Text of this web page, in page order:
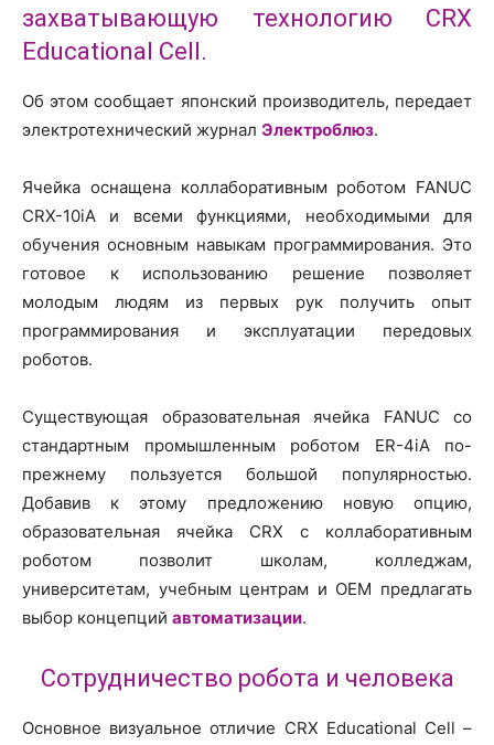
захватывающую технологию CRX
Educational Cell.
Об этом сообщает японский производитель, передает
электротехнический журнал Электроблюз.
Ячейка оснащена коллаборативным роботом FANUC
CRX-10iA и всеми функциями, необходимыми для
обучения основным навыкам программирования. Это
готовое к использованию решение позволяет
молодым людям из первых рук получить опыт
программирования и эксплуатации передовых
роботов.
Существующая образовательная ячейка FANUC со
стандартным промышленным роботом ER-4iA по-
прежнему пользуется большой популярностью.
Добавив к этому предложению новую опцию,
образовательная ячейка CRX с коллаборативным
роботом позволит школам, колледжам,
университетам, учебным центрам и OEM предлагать
выбор концепций автоматизации.
Сотрудничество робота и человека
Основное визуальное отличие CRX Educational Cell –